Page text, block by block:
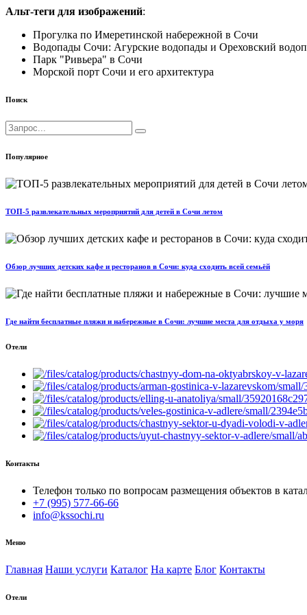
Альт-теги для изображений:
Прогулка по Имеретинской набережной в Сочи
Водопады Сочи: Агурские водопады и Ореховский
Парк "Ривьера" в Сочи
Морской порт Сочи и его архитектура
Поиск
Популярное
ТОП-5 развлекательных мероприятий для детей в Сочи летом
Обзор лучших детских кафе и ресторанов в Сочи: куда сходить всей семьёй
Где найти бесплатные пляжи и набережные в Сочи: лучшие места для отдыха у моря
Отели
Контакты
Телефон только по вопросам размещения объектов в
+7 (995) 577-66-66
info@kssochi.ru
Меню
Главная Наши услуги Каталог На карте Блог Контакты
Отели